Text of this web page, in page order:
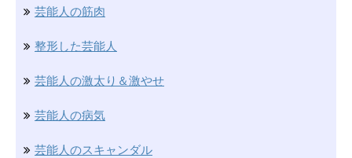
芸能人の筋肉
整形した芸能人
芸能人の激太り＆激やせ
芸能人の病気
芸能人のスキャンダル